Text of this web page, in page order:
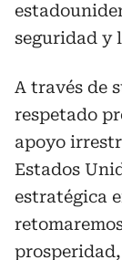
seguridad y
A través de
respetado
apoyo
Estados
estratégica